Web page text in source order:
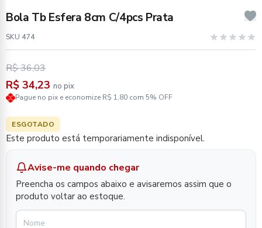
Bola Tb Esfera 8cm C/4pcs Prata
SKU 474
R$ 36,03
R$ 34,23 no pix
Pague no pix e economize R$ 1,80 com 5% OFF
ESGOTADO
Este produto está temporariamente indisponível.
Avise-me quando chegar
Preencha os campos abaixo e avisaremos assim que o
produto voltar ao estoque.